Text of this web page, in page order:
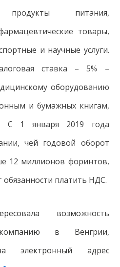
продукты питания,
товары,
и научные услуги.
ставка – 5% –
оборудованию
и бумажных книгам,
С 1 января 2019 года
чей годовой оборот
12 миллионов форинтов,
платить НДС.
возможность
компанию в Венгрии,
электронный адрес